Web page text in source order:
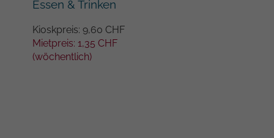
Essen & Trinken
Kioskpreis: 9,60 CHF
Mietpreis: 1,35 CHF
(wöchentlich)